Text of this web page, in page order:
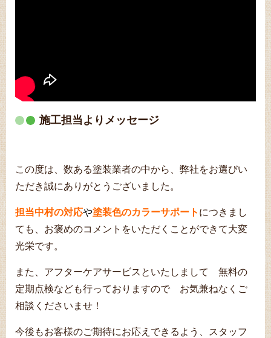
施工担当よりメッセージ
この度は、数ある塗装業者の中から、弊社をお選びい
ただき誠にありがとうございました。
担当中村の対応や塗装色のカラーサポート につきまし
ても、お褒めのコメントをいただくことができて大変
光栄です。
また、アフターケアサービスといたしまして 無料の
定期点検なども行っておりますので お気兼ねなくご
相談くださいませ！
今後もお客様のご期待にお応えできるよう、スタッフ